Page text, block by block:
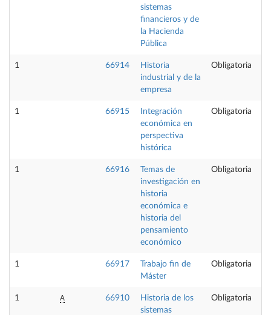
sistemas
financieros y de
la Hacienda
Pública
1 66914
Historia
industrial y de la
empresa
Obligatoria
1 66915
Integración
económica en
perspectiva
histórica
Obligatoria
1 66916
Temas de
investigación en
historia
económica e
historia del
pensamiento
económico
Obligatoria
1 66917
Trabajo fin de
Máster
Obligatoria
1 A 66910
Historia de los
sistemas
Obligatoria